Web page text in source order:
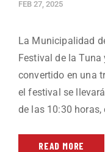
FEB 27, 2025
La Municipalidad
Festival de la Tuna
convertido en una
el festival se
de las 10:30 horas,
READ MORE